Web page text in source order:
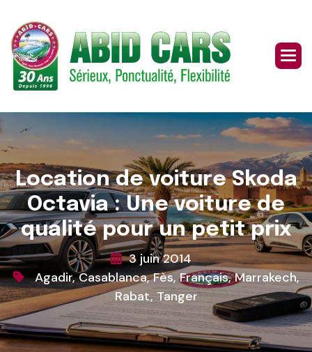
content
Location de voiture Skoda
Octavia : Une voiture de
qualité pour un petit prix
3 juin 2014
Agadir,Casablanca,Fès,Français,Marrakech,
Rabat,Tanger